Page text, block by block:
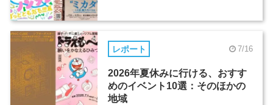
レポート 7/16
2026年夏休みに行ける、おすす
めのイベント10選：そのほかの
地域